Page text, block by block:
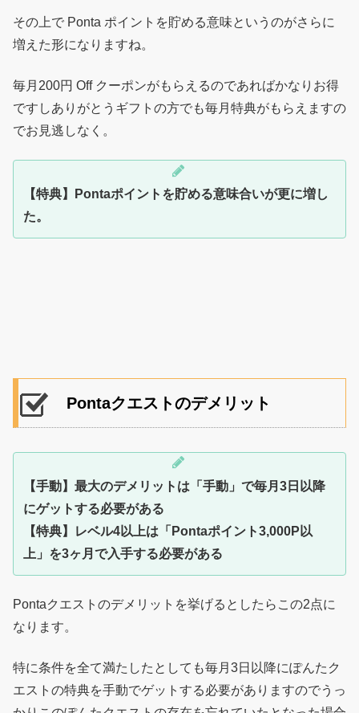
その上で Ponta ポイントを貯める意味というのがさらに
増えた形になりますね。
毎月200円 Off クーポンがもらえるのであればかなりお得
ですしありがとうギフトの方でも毎月特典がもらえますの
でお見逃しなく。
【特典】Pontaポイントを貯める意味合いが更に増し
た。
Pontaクエストのデメリット
【手動】最大のデメリットは「手動」で毎月3日以降
にゲットする必要がある
【特典】レベル4以上は「Pontaポイント3,000P以
上」を3ヶ月で入手する必要がある
Pontaクエストのデメリットを挙げるとしたらこの2点に
なります。
特に条件を全て満たしたとしても毎月3日以降にぽんたク
エストの特典を手動でゲットする必要がありますのでうっ